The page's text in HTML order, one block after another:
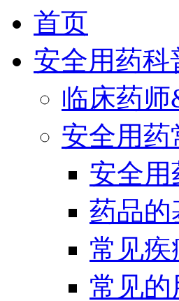
首页
安全用药科
临床药师
安全用药
安全用
药品的
常见疾
常见的